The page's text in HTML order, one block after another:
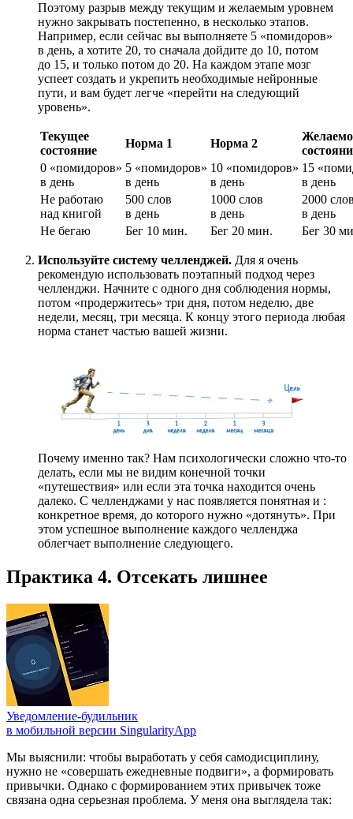
Поэтому разрыв между текущим и желаемым уровнем
нужно закрывать постепенно, в несколько этапов.
Например, если сейчас вы выполняете 5 «помидоров»
в день, а хотите 20, то сначала дойдите до 10, потом
до 15, и только потом до 20. На каждом этапе мозг
успеет создать и укрепить необходимые нейронные
пути, и вам будет легче «перейти на следующий
уровень».
Текущее
состояние
Норма 1 Норма 2
0 «помидоров»
в день
5 «помидоров»
в день
10 «помидоров»
в день
15
в день
Не работаю
над книгой
500 слов
в день
1000 слов
в день
2000
в день
Не бегаю
Бег 10 мин. Бег 20 мин. Бег 30
Используйте систему челленджей. Для я очень
рекомендую использовать поэтапный подход через
челленджи. Начните с одного дня соблюдения нормы,
потом «продержитесь» три дня, потом неделю, две
недели, месяц, три месяца. К концу этого периода любая
норма станет частью вашей жизни.
Почему именно так? Нам психологически сложно что-то
делать, если мы не видим конечной точки
«путешествия» или если эта точка находится очень
далеко. С челленджами у нас появляется понятная и :
конкретное время, до которого нужно «дотянуть». При
этом успешное выполнение каждого челленджа
облегчает выполнение следующего.
Практика 4. Отсекать лишнее
Уведомление-будильник
в мобильной версии SingularityApp
Мы выяснили: чтобы выработать у себя самодисциплину,
нужно не «совершать ежедневные подвиги», а формировать
привычки. Однако с формированием этих привычек тоже
связана одна серьезная проблема. У меня она выглядела так: